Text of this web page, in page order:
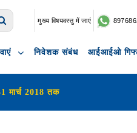
मुख्य विषयवस्तु में जाएं
निवेशक संबंध आईआईओ
मार्च 2018 तक